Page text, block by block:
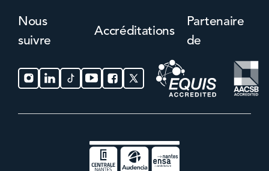
Nous
suivre
Accréditations
Partenaire
de